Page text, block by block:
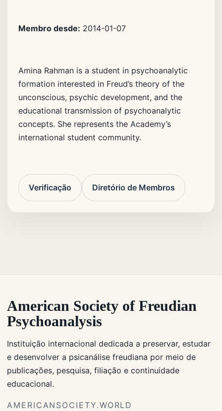
Membro desde: 2014-01-07
Amina Rahman is a student in psychoanalytic
formation interested in Freud’s theory of the
unconscious, psychic development, and the
educational transmission of psychoanalytic
concepts. She represents the Academy’s
international student community.
Verificação Diretório de Membros
American Society of Freudian
Psychoanalysis
Instituição internacional dedicada a preservar, estudar
e desenvolver a psicanálise freudiana por meio de
publicações, pesquisa, filiação e continuidade
educacional.
AMERICANSOCIETY.WORLD